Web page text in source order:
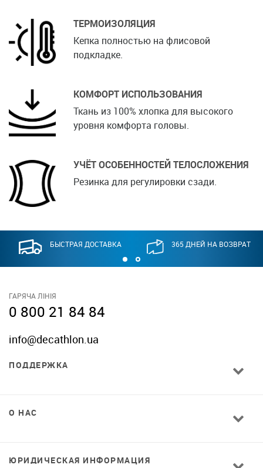
ТЕРМОИЗОЛЯЦИЯ
Кепка полностью на флисовой
подкладке.
КОМФОРТ ИСПОЛЬЗОВАНИЯ
Ткань из 100% хлопка для высокого
уровня комфорта головы.
УЧЁТ ОСОБЕННОСТЕЙ ТЕЛОСЛОЖЕНИЯ
Резинка для регулировки сзади.
БЫСТРАЯ ДОСТАВКА 365 ДНЕЙ НА ВОЗВРАТ
ГАРЯЧА ЛІНІЯ
0 800 21 84 84
info@decathlon.ua
ПОДДЕРЖКА
О НАС
ЮРИДИЧЕСКАЯ ИНФОРМАЦИЯ